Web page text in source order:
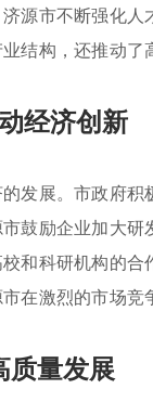
济源市不断强化
结构，还推动了
经济创新
发展。市政府积
鼓励企业加大
和科研机构的
在激烈的市场竞
质量发展